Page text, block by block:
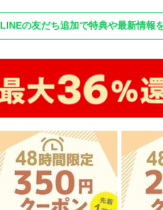
LINEの友だち追加で特典や最新情報